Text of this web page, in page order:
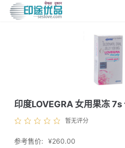
印度LOVEGRA 女用果冻 7s
暂无评分
参考售价:
¥260.00